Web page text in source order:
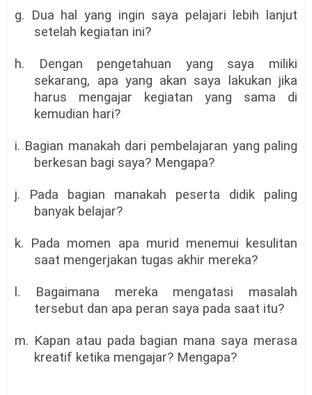
g. Dua hal yang ingin saya pelajari lebih lanjut
setelah kegiatan ini?
h. Dengan pengetahuan yang saya miliki
sekarang, apa yang akan saya lakukan jika
harus mengajar kegiatan yang sama di
kemudian hari?
i. Bagian manakah dari pembelajaran yang paling
berkesan bagi saya? Mengapa?
j. Pada bagian manakah peserta didik paling
banyak belajar?
k. Pada momen apa murid menemui kesulitan
saat mengerjakan tugas akhir mereka?
l. Bagaimana mereka mengatasi masalah
tersebut dan apa peran saya pada saat itu?
m. Kapan atau pada bagian mana saya merasa
kreatif ketika mengajar? Mengapa?